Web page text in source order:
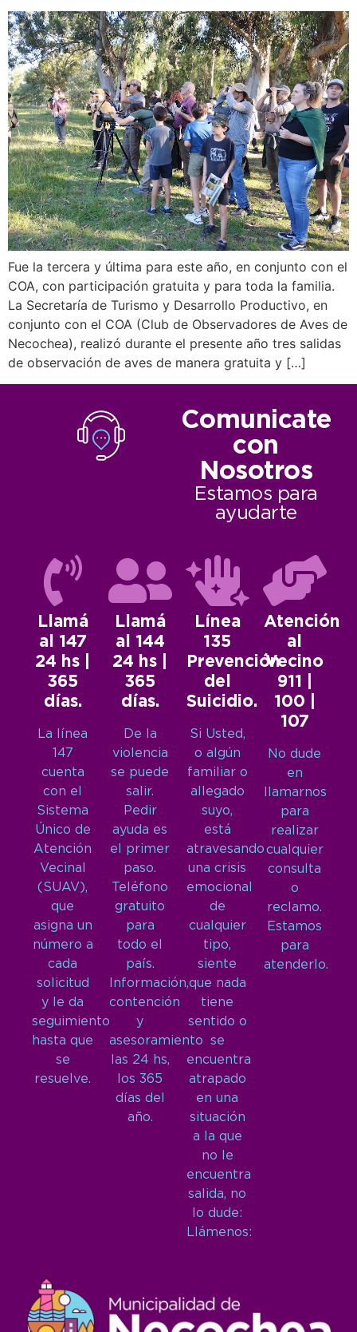
Fue la tercera y última para este año, en conjunto con el
COA, con participación gratuita y para toda la familia.
La Secretaría de Turismo y Desarrollo Productivo, en
conjunto con el COA (Club de Observadores de Aves de
Necochea), realizó durante el presente año tres salidas
de observación de aves de manera gratuita y […]
Comunicate
con
Nosotros
Estamos para
ayudarte
Llamá
al 147
24 hs |
365
días.
La línea
147
cuenta
con el
Sistema
Único de
Atención
Vecinal
(SUAV),
que
asigna un
número a
cada
solicitud
y le da
seguimiento
hasta que
se
resuelve.
Llamá
al 144
24 hs |
365
días.
De la
violencia
se puede
salir.
Pedir
ayuda es
el primer
paso.
Teléfono
gratuito
para
todo el
país.
Información,
contención
y
asesoramiento
las 24 hs,
los 365
días del
año.
Línea
135
Prevención
del
Suicidio.
Si Usted,
o algún
familiar o
allegado
suyo,
está
atravesando
una crisis
emocional
de
cualquier
tipo,
siente
que nada
tiene
sentido o
se
encuentra
atrapado
en una
situación
a la que
no le
encuentra
salida, no
lo dude:
Llámenos:
Atención
al
Vecino
911 |
100 |
107
No dude
en
llamarnos
para
realizar
cualquier
consulta
o
reclamo.
Estamos
para
atenderlo.